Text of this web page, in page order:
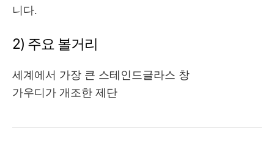
니다.
2) 주요 볼거리
세계에서 가장 큰 스테인드글라스 창
가우디가 개조한 제단